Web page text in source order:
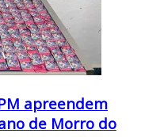
apreendem
de Morro do